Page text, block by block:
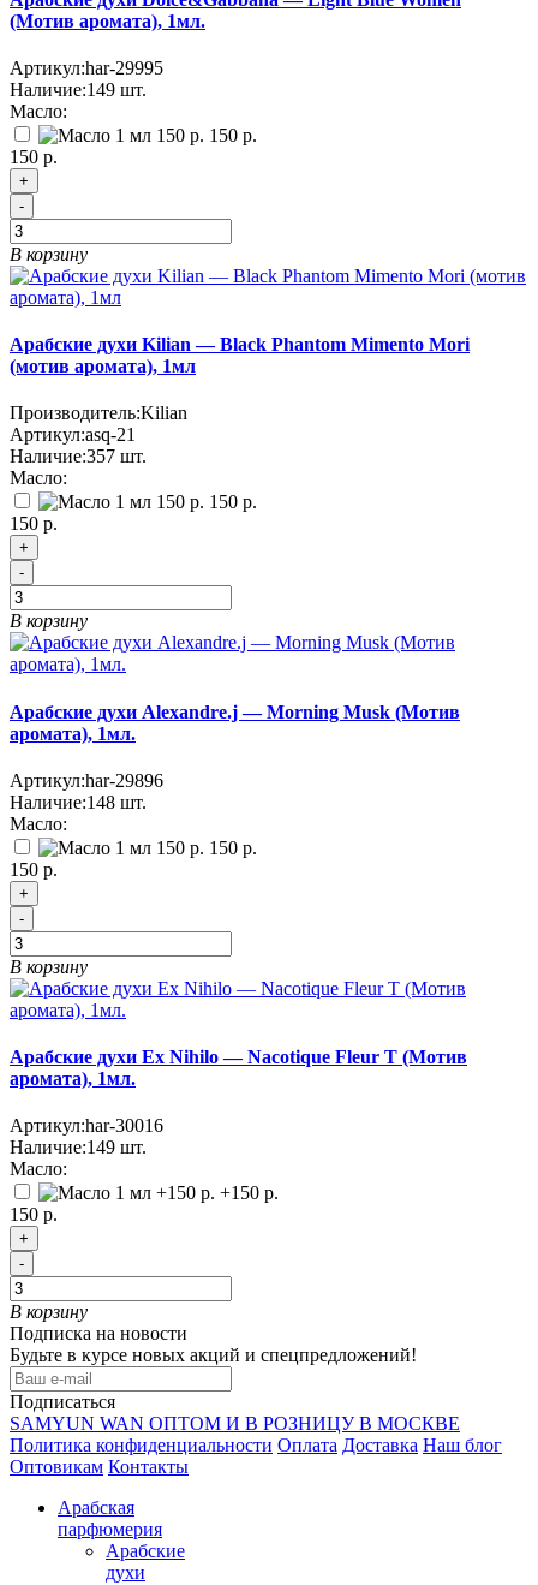
(Мотив аромата), 1мл.
Артикул:har-29995
Наличие:149 шт.
Масло:
150 р.
150 р.
+
-
В корзину
Арабские духи Kilian — Black Phantom Mimento Mori
(мотив аромата), 1мл
Производитель:Kilian
Артикул:asq-21
Наличие:357 шт.
Масло:
150 р.
150 р.
+
-
В корзину
Арабские духи Alexandre.j — Morning Musk (Мотив
аромата), 1мл.
Артикул:har-29896
Наличие:148 шт.
Масло:
150 р.
150 р.
+
-
В корзину
Арабские духи Ex Nihilo — Nacotique Fleur T (Мотив
аромата), 1мл.
Артикул:har-30016
Наличие:149 шт.
Масло:
+150 р.
150 р.
+
-
В корзину
Подписка на новости
Будьте в курсе новых акций и спецпредложений!
Подписаться
SAMYUN WAN ОПТОМ И В РОЗНИЦУ В МОСКВЕ
Политика конфиденциальности Оплата Доставка Наш блог
Оптовикам Контакты
Арабская
парфюмерия
Арабские
духи